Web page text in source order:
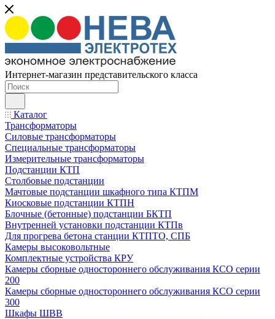
Интернет-магазин представительского класса
Каталог
Трансформаторы
Силовые трансформаторы
Специальные трансформаторы
Измерительные трансформаторы
Подстанции КТП
Столбовые подстанции
Мачтовые подстанции шкафного типа КТПМ
Киосковые подстанции КТПН
Блочные (бетонные) подстанции БКТП
Внутренней установки подстанции КТПв
Для прогрева бетона станции КТПТО, СПБ
Камеры высоковольтные
Комплектные устройства КРУ
Камеры сборные одностороннего обслуживания КСО серии
200
Камеры сборные одностороннего обслуживания КСО серии
300
Шкафы ШВВ